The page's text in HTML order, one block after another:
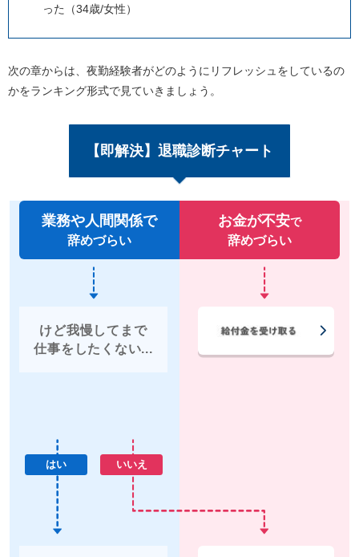
った（34歳/女性）
次の章からは、夜勤経験者がどのようにリフレッシュをしているの
かをランキング形式で見ていきましょう。
【即解決】退職診断チャート
業務や人間関係で
辞めづらい
お金が不安で
辞めづらい
けど我慢してまで
仕事をしたくない...
はい いいえ